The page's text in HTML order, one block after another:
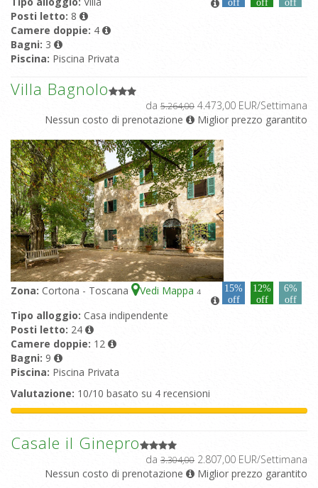
off
off
off
Posti letto: 8
Camere doppie: 4
Bagni: 3
Piscina: Piscina Privata
Villa Bagnolo
da 5.264,00 4.473,00 EUR/Settimana
Nessun costo di prenotazione
Miglior prezzo garantito
Zona: Cortona - Toscana Vedi Mappa 4
15%
off
12%
off
6%
off
Tipo alloggio: Casa indipendente
Posti letto: 24
Camere doppie: 12
Bagni: 9
Piscina: Piscina Privata
Valutazione: 10/10 basato su 4 recensioni
Casale il Ginepro
da 3.304,00 2.807,00 EUR/Settimana
Nessun costo di prenotazione
Miglior prezzo garantito